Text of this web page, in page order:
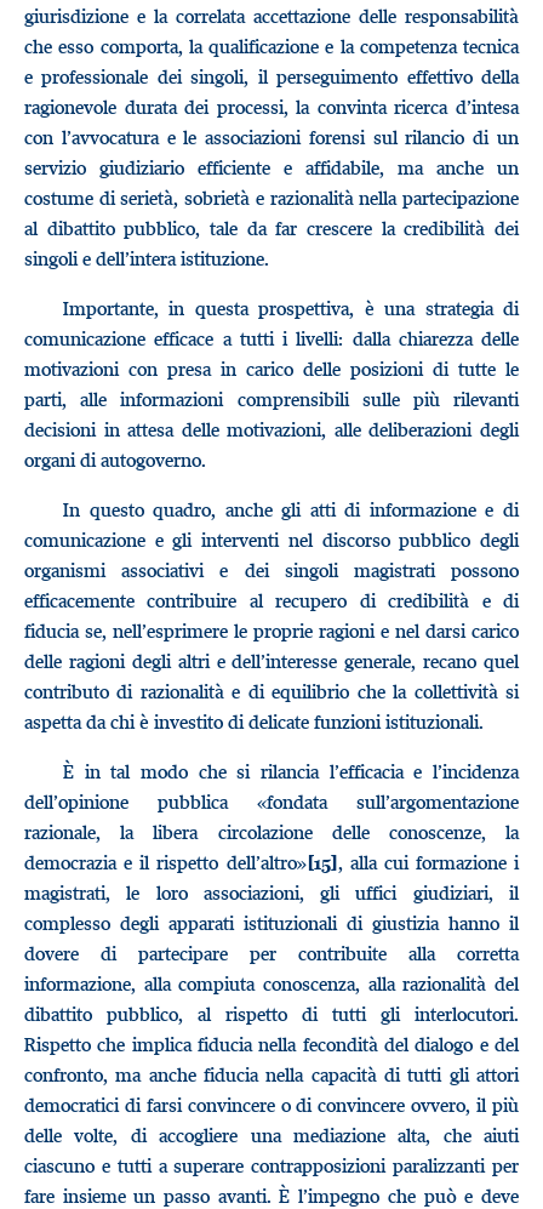
giurisdizione e la correlata accettazione delle responsabilità
che esso comporta, la qualificazione e la competenza tecnica
e professionale dei singoli, il perseguimento effettivo della
ragionevole durata dei processi, la convinta ricerca d’intesa
con l’avvocatura e le associazioni forensi sul rilancio di un
servizio giudiziario efficiente e affidabile, ma anche un
costume di serietà, sobrietà e razionalità nella partecipazione
al dibattito pubblico, tale da far crescere la credibilità dei
singoli e dell’intera istituzione.
Importante, in questa prospettiva, è una strategia di
comunicazione efficace a tutti i livelli: dalla chiarezza delle
motivazioni con presa in carico delle posizioni di tutte le
parti, alle informazioni comprensibili sulle più rilevanti
decisioni in attesa delle motivazioni, alle deliberazioni degli
organi di autogoverno.
In questo quadro, anche gli atti di informazione e di
comunicazione e gli interventi nel discorso pubblico degli
organismi associativi e dei singoli magistrati possono
efficacemente contribuire al recupero di credibilità e di
fiducia se, nell’esprimere le proprie ragioni e nel darsi carico
delle ragioni degli altri e dell’interesse generale, recano quel
contributo di razionalità e di equilibrio che la collettività si
aspetta da chi è investito di delicate funzioni istituzionali.
È in tal modo che si rilancia l’efficacia e l’incidenza
dell’opinione pubblica «fondata sull’argomentazione
razionale, la libera circolazione delle conoscenze, la
democrazia e il rispetto dell’altro»[15], alla cui formazione i
magistrati, le loro associazioni, gli uffici giudiziari, il
complesso degli apparati istituzionali di giustizia hanno il
dovere di partecipare per contribuite alla corretta
informazione, alla compiuta conoscenza, alla razionalità del
dibattito pubblico, al rispetto di tutti gli interlocutori.
Rispetto che implica fiducia nella fecondità del dialogo e del
confronto, ma anche fiducia nella capacità di tutti gli attori
democratici di farsi convincere o di convincere ovvero, il più
delle volte, di accogliere una mediazione alta, che aiuti
ciascuno e tutti a superare contrapposizioni paralizzanti per
fare insieme un passo avanti. È l’impegno che può e deve